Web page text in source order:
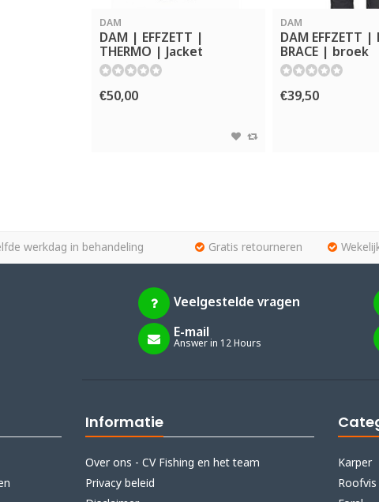
DAM
DAM | EFFZETT |
THERMO | Jacket
€50,00
DAM
DAM EFFZETT |
BRACE | broek
€39,50
werkdag in behandeling Gratis retourneren
Veelgestelde vragen
E-mail
Answer in 12 Hours
Informatie
Over ons - CV Fishing en het team
Privacy beleid
Karper
Roofvis